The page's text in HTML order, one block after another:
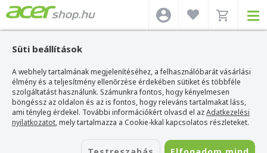
Süti beállítások
A webhely tartalmának megjelenítéséhez, a felhasználóbarát vásárlási
élmény és a teljesítmény ellenőrzése érdekében sütiket és többféle
szolgáltatást használunk. Számunkra fontos, hogy kényelmesen
böngéssz az oldalon és az is fontos, hogy releváns tartalmakat láss,
ami tényleg érdekel. További információkért olvasd el azAdatkezelési
nyilatkozatot, mely tartalmazza a Cookie-kkal kapcsolatos részleteket.
SZŰRÉS
Acer webshop >Acer Aspire One D257
1 2 3 4 5